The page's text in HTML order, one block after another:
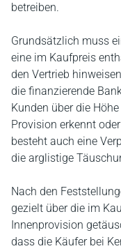
betreiben.
Grundsätzlich muss
eine im Kaufpreis
den Vertrieb
die finanzierende
Kunden über die
Provision erkennt
besteht auch eine
die arglistige
Nach den
gezielt über die im
Innenprovision
dass die Käufer bei